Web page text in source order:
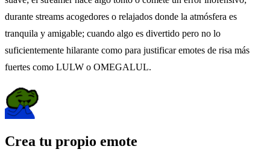
durante streams acogedores o relajados donde la atmósfera es
tranquila y amigable; cuando algo es divertido pero no lo
suficientemente hilarante como para justificar emotes de risa más
fuertes como LULW o OMEGALUL.
Crea tu propio emote